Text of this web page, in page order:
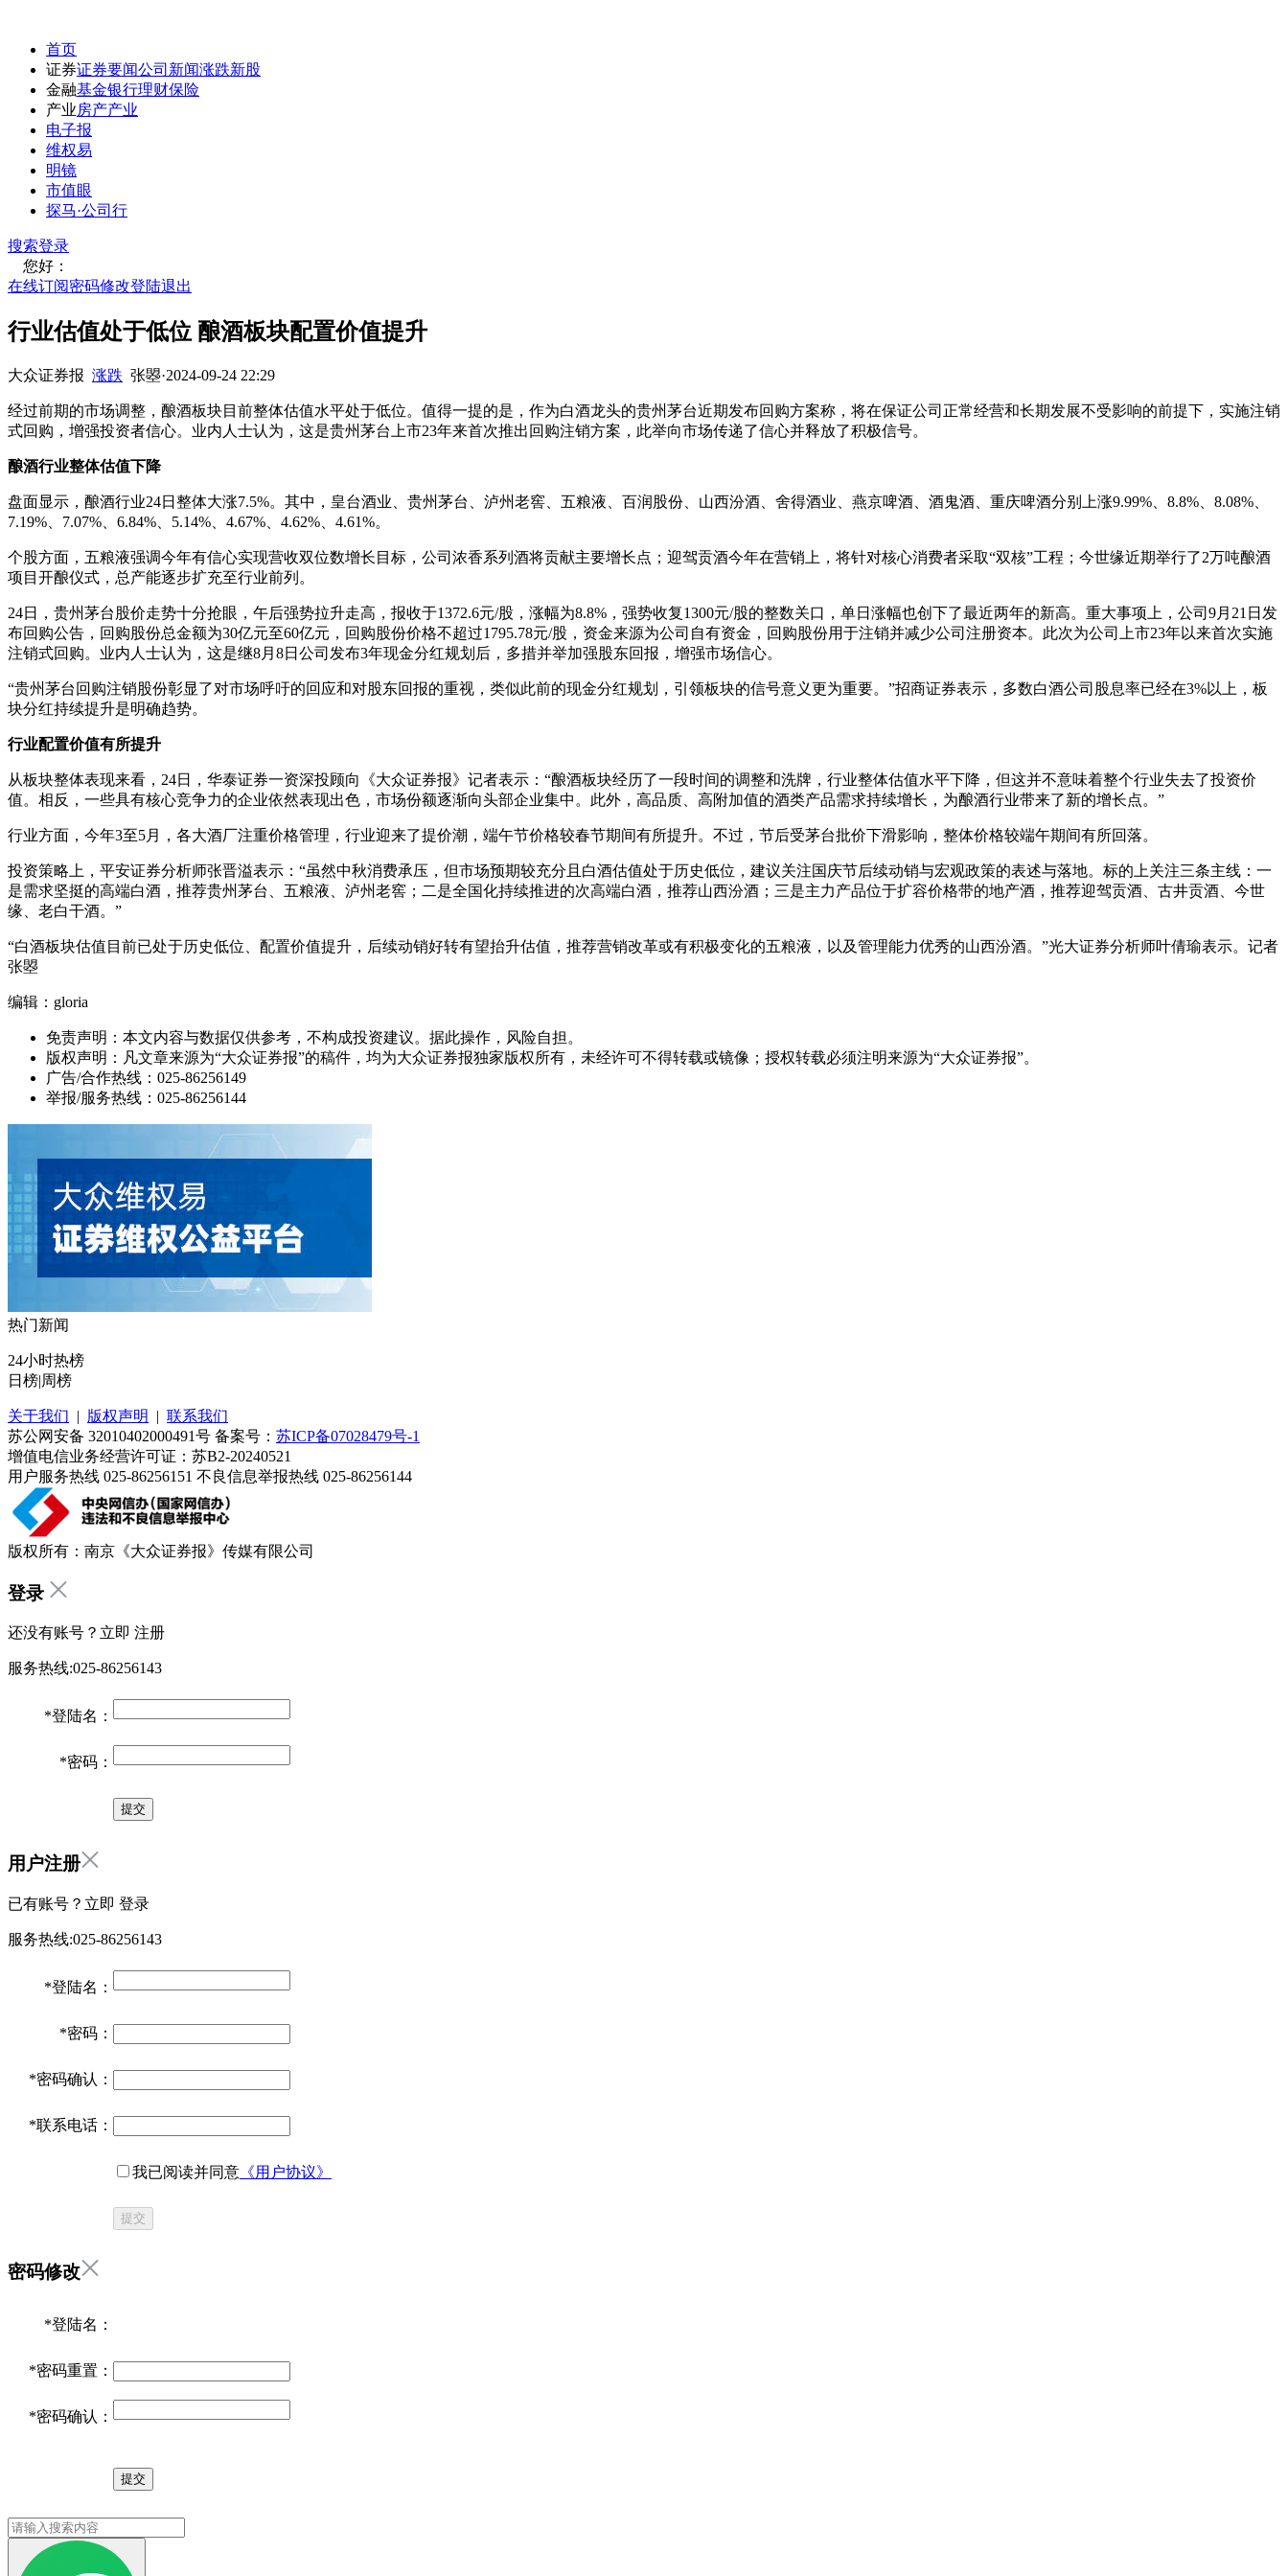
首页
证券证券要闻公司新闻涨跌新股
金融基金银行理财保险
产业房产产业
电子报
维权易
明镜
市值眼
探马·公司行
搜索登录
您好：
在线订阅密码修改登陆退出
行业估值处于低位 酿酒板块配置价值提升
大众证券报 涨跌 张曌·2024-09-24 22:29
经过前期的市场调整，酿酒板块目前整体估值水平处于低位。值得一提的是，作为白酒龙头的贵州茅台近期发布回购方案称，将在保证公司正常经营和长期发展不受影响的前提下，实施注销
式回购，增强投资者信心。业内人士认为，这是贵州茅台上市23年来首次推出回购注销方案，此举向市场传递了信心并释放了积极信号。
酿酒行业整体估值下降
盘面显示，酿酒行业24日整体大涨7.5%。其中，皇台酒业、贵州茅台、泸州老窖、五粮液、百润股份、山西汾酒、舍得酒业、燕京啤酒、酒鬼酒、重庆啤酒分别上涨9.99%、8.8%、8.08%、
7.19%、7.07%、6.84%、5.14%、4.67%、4.62%、4.61%。
个股方面，五粮液强调今年有信心实现营收双位数增长目标，公司浓香系列酒将贡献主要增长点；迎驾贡酒今年在营销上，将针对核心消费者采取“双核”工程；今世缘近期举行了2万吨酿酒
项目开酿仪式，总产能逐步扩充至行业前列。
24日，贵州茅台股价走势十分抢眼，午后强势拉升走高，报收于1372.6元/股，涨幅为8.8%，强势收复1300元/股的整数关口，单日涨幅也创下了最近两年的新高。重大事项上，公司9月21日发
布回购公告，回购股份总金额为30亿元至60亿元，回购股份价格不超过1795.78元/股，资金来源为公司自有资金，回购股份用于注销并减少公司注册资本。此次为公司上市23年以来首次实施
注销式回购。业内人士认为，这是继8月8日公司发布3年现金分红规划后，多措并举加强股东回报，增强市场信心。
“贵州茅台回购注销股份彰显了对市场呼吁的回应和对股东回报的重视，类似此前的现金分红规划，引领板块的信号意义更为重要。”招商证券表示，多数白酒公司股息率已经在3%以上，板
块分红持续提升是明确趋势。
行业配置价值有所提升
从板块整体表现来看，24日，华泰证券一资深投顾向《大众证券报》记者表示：“酿酒板块经历了一段时间的调整和洗牌，行业整体估值水平下降，但这并不意味着整个行业失去了投资价
值。相反，一些具有核心竞争力的企业依然表现出色，市场份额逐渐向头部企业集中。此外，高品质、高附加值的酒类产品需求持续增长，为酿酒行业带来了新的增长点。”
行业方面，今年3至5月，各大酒厂注重价格管理，行业迎来了提价潮，端午节价格较春节期间有所提升。不过，节后受茅台批价下滑影响，整体价格较端午期间有所回落。
投资策略上，平安证券分析师张晋溢表示：“虽然中秋消费承压，但市场预期较充分且白酒估值处于历史低位，建议关注国庆节后续动销与宏观政策的表述与落地。标的上关注三条主线：一
是需求坚挺的高端白酒，推荐贵州茅台、五粮液、泸州老窖；二是全国化持续推进的次高端白酒，推荐山西汾酒；三是主力产品位于扩容价格带的地产酒，推荐迎驾贡酒、古井贡酒、今世
缘、老白干酒。”
“白酒板块估值目前已处于历史低位、配置价值提升，后续动销好转有望抬升估值，推荐营销改革或有积极变化的五粮液，以及管理能力优秀的山西汾酒。”光大证券分析师叶倩瑜表示。记者
张曌
编辑：gloria
免责声明：本文内容与数据仅供参考，不构成投资建议。据此操作，风险自担。
版权声明：凡文章来源为“大众证券报”的稿件，均为大众证券报独家版权所有，未经许可不得转载或镜像；授权转载必须注明来源为“大众证券报”。
广告/合作热线：025-86256149
举报/服务热线：025-86256144
热门新闻
24小时热榜
日榜|周榜
关于我们 | 版权声明 | 联系我们
苏公网安备 32010402000491号 备案号： 苏ICP备07028479号-1
增值电信业务经营许可证：苏B2-20240521
用户服务热线 025-86256151 不良信息举报热线 025-86256144
版权所有：南京《大众证券报》传媒有限公司
登录
还没有账号？立即 注册
服务热线:025-86256143
*登陆名：
*密码：
用户注册
已有账号？立即 登录
服务热线:025-86256143
*登陆名：
*密码：
*密码确认：
*联系电话：
我已阅读并同意 《用户协议》
提交
密码修改
*登陆名：
*密码重置：
*密码确认：